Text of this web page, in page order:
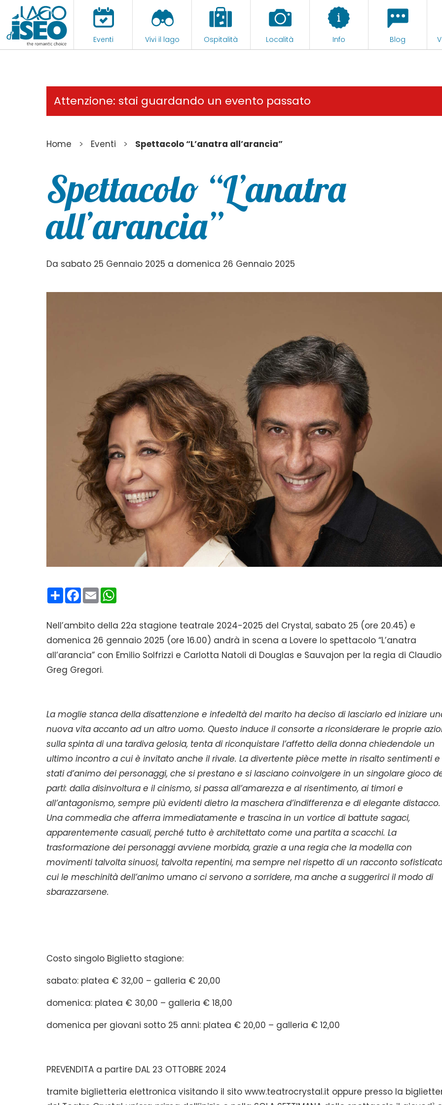
Eventi Vivi il lago Ospitalità Località Info Blog
Attenzione: stai guardando un evento passato
Home > Eventi > Spettacolo “L’anatra all’arancia”
Spettacolo “L’anatra
all’arancia”
Da sabato 25 Gennaio 2025 a domenica 26 Gennaio 2025
CondividiFacebook
Email
Nell’ambito della 22a stagione teatrale 2024-2025 del Crystal, sabato 25 (ore 20.45) e
domenica 26 gennaio 2025 (ore 16.00) andrà in scena a Lovere lo spettacolo “L’anatra
all’arancia” con Emilio Solfrizzi e Carlotta Natoli di Douglas e Sauvajon per la regia di Claudio
Greg Gregori.
La moglie stanca della disattenzione e infedeltà del marito ha deciso di lasciarlo ed iniziare
nuova vita accanto ad un altro uomo. Questo induce il consorte a riconsiderare le proprie
sulla spinta di una tardiva gelosia, tenta di riconquistare l’affetto della donna chiedendole un
ultimo incontro a cui è invitato anche il rivale. La divertente pièce mette in risalto sentimenti e
stati d’animo dei personaggi, che si prestano e si lasciano coinvolgere in un singolare gioco
parti: dalla disinvoltura e il cinismo, si passa all’amarezza e al risentimento, ai timori e
all’antagonismo, sempre più evidenti dietro la maschera d’indifferenza e di elegante distacco.
Una commedia che afferra immediatamente e trascina in un vortice di battute sagaci,
apparentemente casuali, perché tutto è architettato come una partita a scacchi. La
trasformazione dei personaggi avviene morbida, grazie a una regia che la modella con
movimenti talvolta sinuosi, talvolta repentini, ma sempre nel rispetto di un racconto
cui le meschinità dell’animo umano ci servono a sorridere, ma anche a suggerirci il modo di
sbarazzarsene.
Costo singolo Biglietto stagione:
sabato: platea € 32,00 – galleria € 20,00
domenica: platea € 30,00 – galleria € 18,00
domenica per giovani sotto 25 anni: platea € 20,00 – galleria € 12,00
PREVENDITA a partire DAL 23 OTTOBRE 2024
tramite biglietteria elettronica visitando il sito www.teatrocrystal.it oppure presso la